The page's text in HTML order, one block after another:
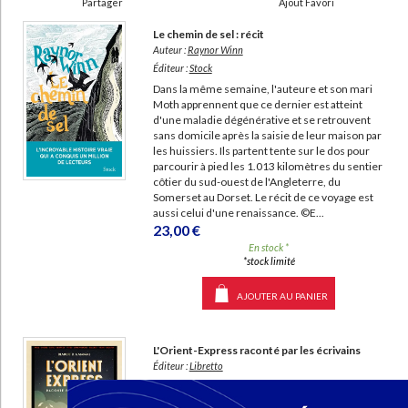
Bibliothèque de la Pléiade
Classiques scolaires Littérature ancienne et médiévale
Littérature de voyage Audio - Livres lus
Littérature en version originale Humour
Ecologie - Environnement Religions - Spiritualités
Histoire de France Biographies historiques
Histoire - Généralités
Histoire ancienne Géographie
Culture scientifique
Danse
Le chemin de sel : récit
Auteur :Raynor Winn
Éditeur :Stock
Dans la même semaine, l'auteure et son mari
Moth apprennent que ce dernier est atteint
d'une maladie dégénérative et se retrouvent
sans domicile après la saisie de leur maison par
les huissiers. Ils partent tente sur le dos pour
parcourir à pied les 1.013 kilomètres du sentier
côtier du sud-ouest de l'Angleterre, du
Somerset au Dorset. Le récit de ce voyage est
aussi celui d'une renaissance. ©E...
23,00 €
En stock *
*stock limité
AJOUTER AU PANIER
L'Orient-Express raconté par les écrivains
Éditeur :Libretto
De Guillaume Apollinaire à Graham Greene,
d'Agatha Christie à Jean Giraudoux en passant